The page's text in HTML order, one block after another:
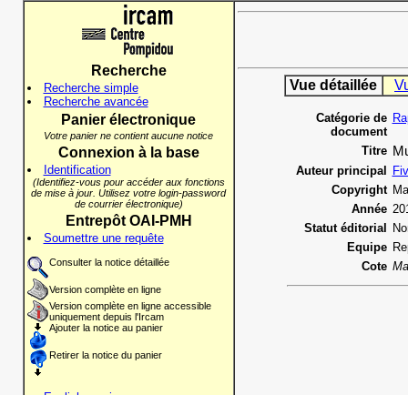
Recherche
Recherche simple
Recherche avancée
Panier électronique
Votre panier ne contient aucune notice
Connexion à la base
Identification
(Identifiez-vous pour accéder aux fonctions
de mise à jour. Utilisez votre login-password
de courrier électronique)
Entrepôt OAI-PMH
Soumettre une requête
Consulter la notice détaillée
Version complète en ligne
Version complète en ligne accessible
uniquement depuis l'Ircam
Ajouter la notice au panier
Retirer la notice du panier
Vue détaillée
Catégorie de
document
Titre
Auteur principal
Copyright
Année
Statut éditorial
Equipe
Cote